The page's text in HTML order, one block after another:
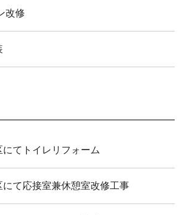
改修
にてトイレリフォーム
にて応接室兼休憩室改修工事